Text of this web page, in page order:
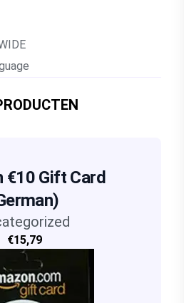
€10 Gift Card
€15,79